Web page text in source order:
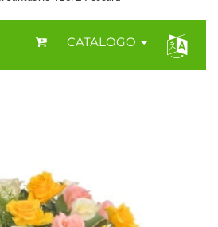
CATALOGO